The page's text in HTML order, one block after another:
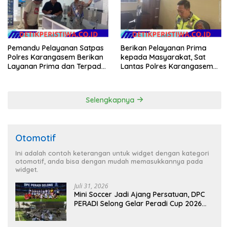
Pemandu Pelayanan Satpas
Polres Karangasem Berikan
Layanan Prima dan Terpadu
Berikan Pelayanan Prima
kepada Masyarakat, Sat
Lantas Polres Karangasem
Selengkapnya
Otomotif
Ini adalah contoh keterangan untuk widget dengan kategori
otomotif, anda bisa dengan mudah memasukkannya pada
widget.
Juli 31, 2026
Mini Soccer Jadi Ajang Persatuan, DPC
PERADI Selong Gelar Peradi Cup 2026